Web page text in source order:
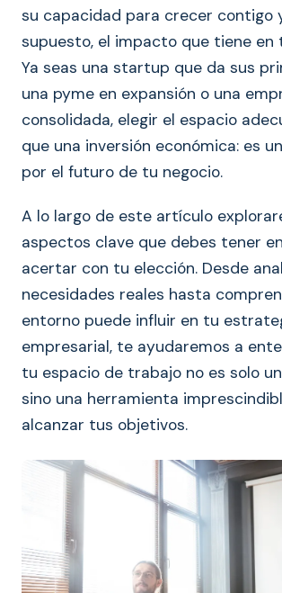
su capacidad para crecer contigo
supuesto, el impacto que tiene en
Ya seas una startup que da sus
una pyme en expansión o una
consolidada, elegir el espacio
que una inversión económica: es
por el futuro de tu negocio.
A lo largo de este artículo
aspectos clave que debes tener
acertar con tu elección. Desde
necesidades reales hasta
entorno puede influir en tu
empresarial, te ayudaremos a
tu espacio de trabajo no es solo
sino una herramienta
alcanzar tus objetivos.